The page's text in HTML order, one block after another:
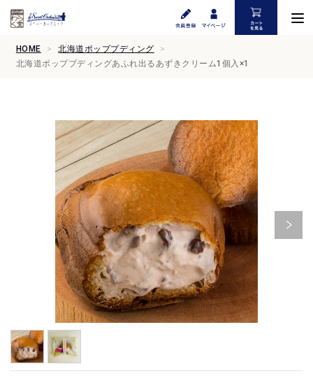
HOME
北海道ポッププディング
北海道ポッププディングあふれ出るあずきクリーム1個入×1